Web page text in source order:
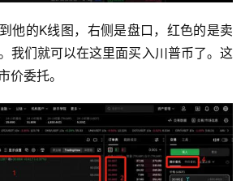
他的K线图，右侧是盘口，红色的是卖
我们就可以在这里面买入川普币了。这
价委托。